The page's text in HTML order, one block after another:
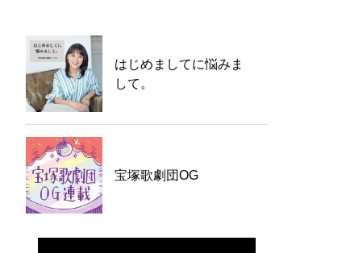
はじめましてに悩みま
して。
宝塚歌劇団OG